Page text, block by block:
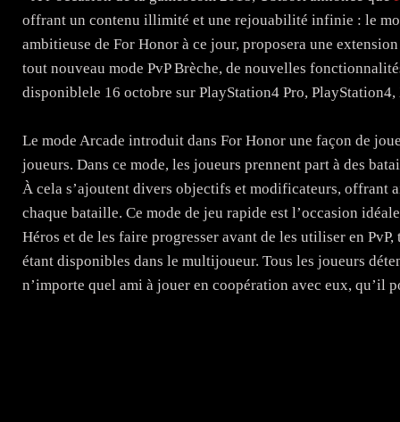
offrant un contenu illimité et une rejouabilité infinie : le
ambitieuse de For Honor à ce jour, proposera une
tout nouveau mode PvP Brèche, de nouvelles
disponiblele 16 octobre sur PlayStation4 Pro,
Le mode Arcade introduit dans For Honor une façon de
joueurs. Dans ce mode, les joueurs prennent part à des
À cela s’ajoutent divers objectifs et modificateurs,
chaque bataille. Ce mode de jeu rapide est l’occasion
Héros et de les faire progresser avant de les utiliser en
étant disponibles dans le multijoueur. Tous les joueurs
n’importe quel ami à jouer en coopération avec eux, qu’il